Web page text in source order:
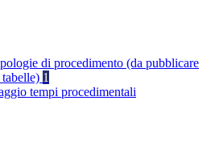
di procedimento (da pubblicare
1
tempi procedimentali